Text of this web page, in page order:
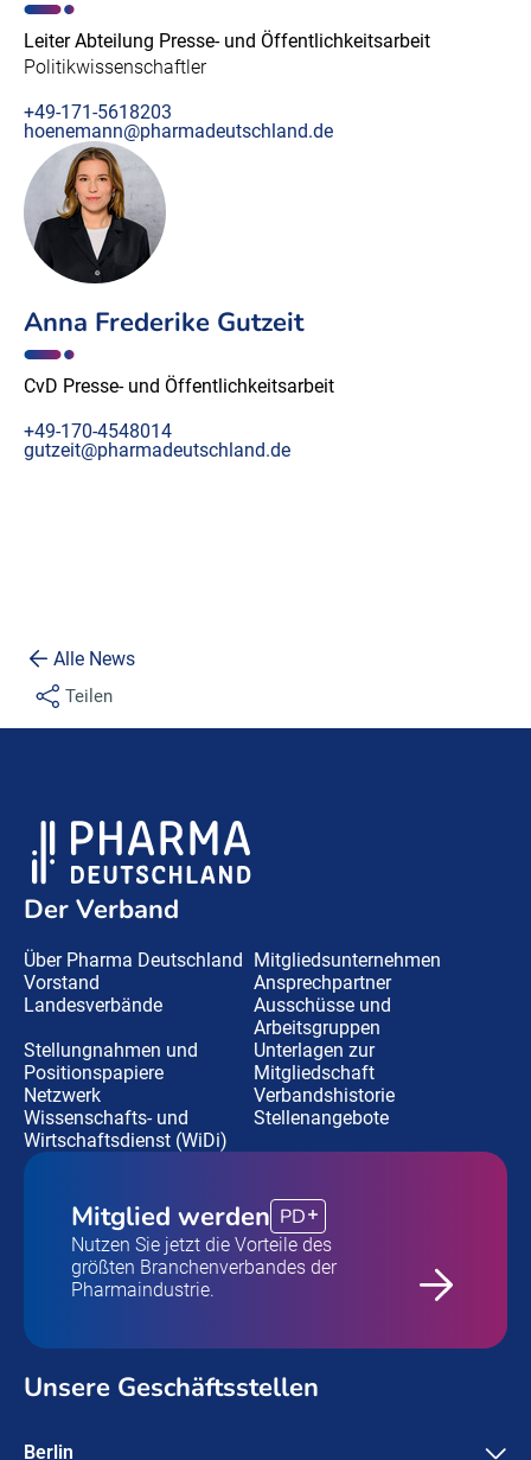
Leiter Abteilung Presse- und Öffentlichkeitsarbeit
Politikwissenschaftler
+49-171-5618203
hoenemann@pharmadeutschland.de
Anna Frederike Gutzeit
CvD Presse- und Öffentlichkeitsarbeit
+49-170-4548014
gutzeit@pharmadeutschland.de
Alle News
Teilen
Der Verband
Über Pharma Deutschland
Mitgliedsunternehmen
Vorstand
Ansprechpartner
Landesverbände
Ausschüsse und
Arbeitsgruppen
Stellungnahmen und
Positionspapiere
Unterlagen zur
Mitgliedschaft
Netzwerk
Verbandshistorie
Wissenschafts- und
Wirtschaftsdienst (WiDi)
Stellenangebote
Mitglied werden PD
Nutzen Sie jetzt die Vorteile des
größten Branchenverbandes der
Pharmaindustrie.
Unsere Geschäftsstellen
Berlin